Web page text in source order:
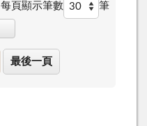
每頁顯示筆數 筆
最後一頁